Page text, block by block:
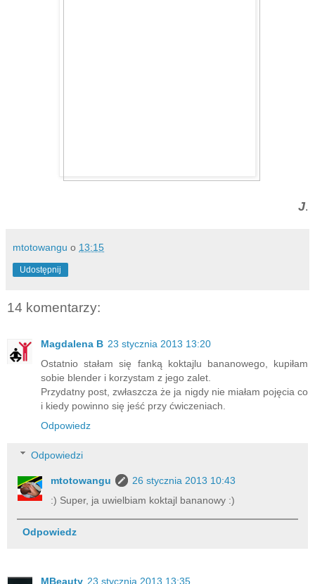
J.
mtotowangu o 13:15
Udostępnij
14 komentarzy:
Magdalena B 23 stycznia 2013 13:20
Ostatnio stałam się fanką koktajlu bananowego, kupiłam
sobie blender i korzystam z jego zalet.
Przydatny post, zwłaszcza że ja nigdy nie miałam pojęcia co
i kiedy powinno się jeść przy ćwiczeniach.
Odpowiedz
Odpowiedzi
mtotowangu
26 stycznia 2013 10:43
:) Super, ja uwielbiam koktajl bananowy :)
Odpowiedz
MBeauty 23 stycznia 2013 13:35